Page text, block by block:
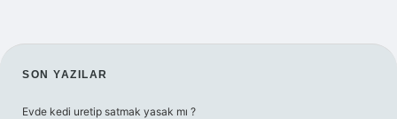
SIDEBAR
SON YAZILAR
Evde kedi uretip satmak yasak mı ?